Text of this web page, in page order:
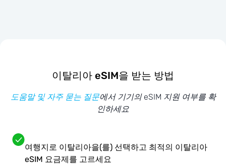
이탈리아 eSIM을 받는 방법
도움말 및 자주 묻는 질문에서 기기의 eSIM 지원 여부를 확
인하세요
여행지로 이탈리아을(를) 선택하고 최적의 이탈리아
eSIM 요금제를 고르세요